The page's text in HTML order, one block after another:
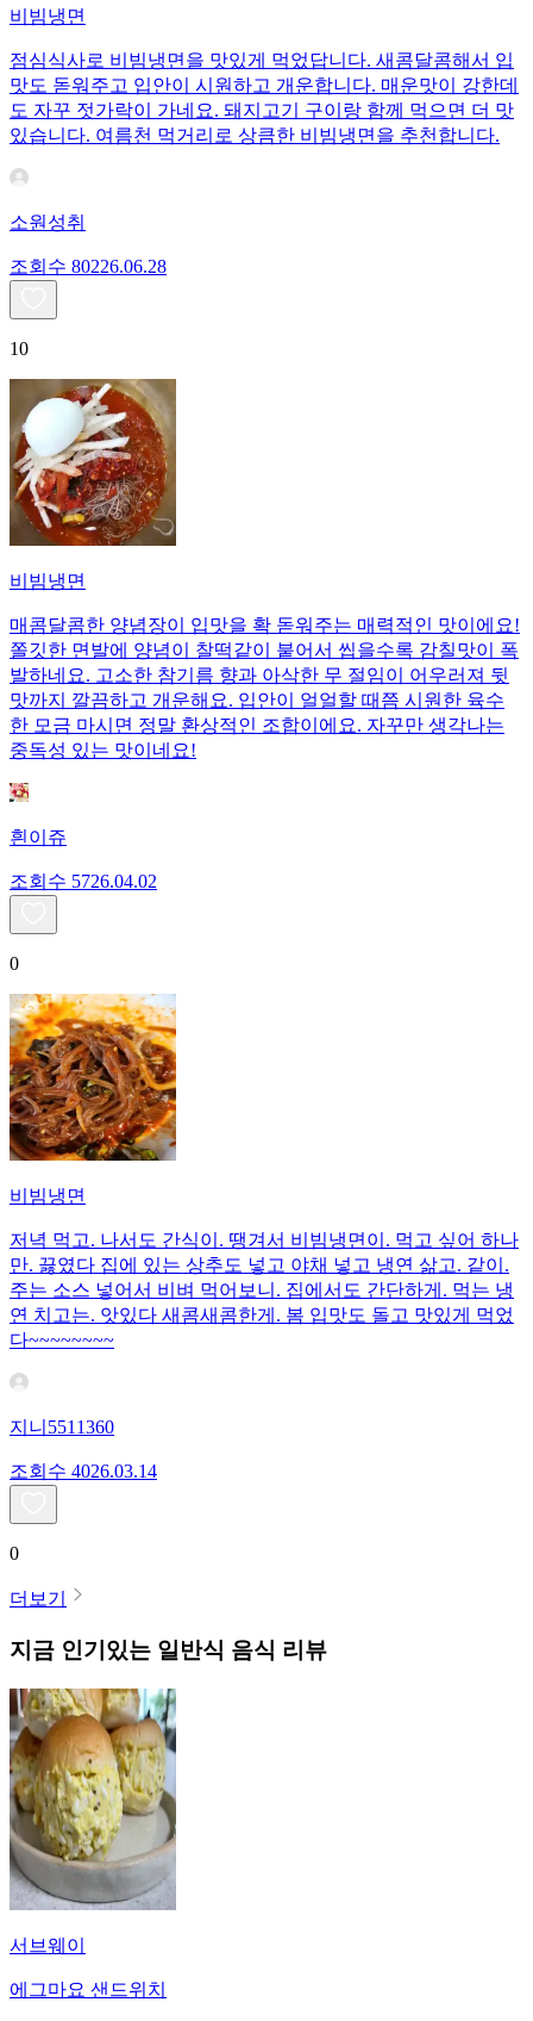
비빔냉면
점심식사로 비빔냉면을 맛있게 먹었답니다. 새콤달콤해서 입
맛도 돋워주고 입안이 시원하고 개운합니다. 매운맛이 강한데
도 자꾸 젓가락이 가네요. 돼지고기 구이랑 함께 먹으면 더 맛
있습니다. 여름천 먹거리로 상큼한 비빔냉면을 추천합니다.
소원성취
조회수 80226.06.28
10
비빔냉면
매콤달콤한 양념장이 입맛을 확 돋워주는 매력적인 맛이에요!
쫄깃한 면발에 양념이 찰떡같이 붙어서 씹을수록 감칠맛이 폭
발하네요. 고소한 참기름 향과 아삭한 무 절임이 어우러져 뒷
맛까지 깔끔하고 개운해요. 입안이 얼얼할 때쯤 시원한 육수
한 모금 마시면 정말 환상적인 조합이에요. 자꾸만 생각나는
중독성 있는 맛이네요!
흰이쥬
조회수 5726.04.02
0
비빔냉면
저녁 먹고. 나서도 간식이. 땡겨서 비빔냉면이. 먹고 싶어 하나
만. 끓였다 집에 있는 상추도 넣고 야채 넣고 냉연 삶고. 같이.
주는 소스 넣어서 비벼 먹어보니. 집에서도 간단하게. 먹는 냉
연 치고는. 앗있다 새콤새콤한게. 봄 입맛도 돌고 맛있게 먹었
다~~~~~~~~
지니5511360
조회수 4026.03.14
0
더보기
지금 인기있는 일반식 음식 리뷰
서브웨이
에그마요 샌드위치